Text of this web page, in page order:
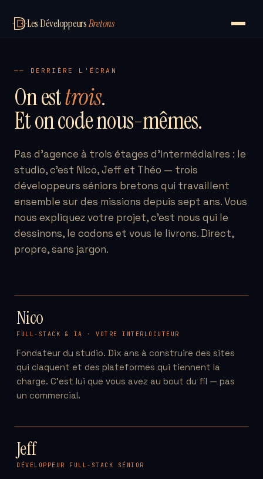
Les DéveloppeursBretons
── DERRIÈRE L'ÉCRAN
On esttrois.
Et on code nous-mêmes.
Pas d'agence à trois étages d'intermédiaires : le
studio, c'est Nico, Jeff et Théo — trois
développeurs séniors bretons qui travaillent
ensemble sur des missions depuis sept ans. Vous
nous expliquez votre projet, c'est nous qui le
dessinons, le codons et vous le livrons. Direct,
propre, sans jargon.
NR
Nico
FULL-STACK & IA · VOTRE INTERLOCUTEUR
Fondateur du studio. Dix ans à construire des sites
qui claquent et des plateformes qui tiennent la
charge. C'est lui que vous avez au bout du fil — pas
un commercial.
JF
Jeff
DÉVELOPPEUR FULL-STACK SÉNIOR